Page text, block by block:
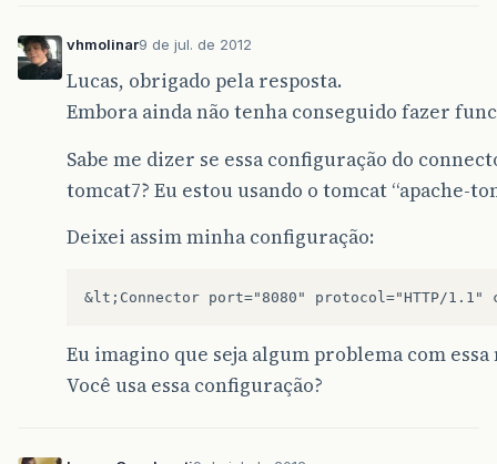
vhmolinar9 de jul. de 2012
Lucas, obrigado pela resposta.
Embora ainda não tenha conseguido fazer
Sabe me dizer se essa configuração do
tomcat7? Eu estou usando o tomcat “apache-
Deixei assim minha configuração:
Eu imagino que seja algum problema com
Você usa essa configuração?